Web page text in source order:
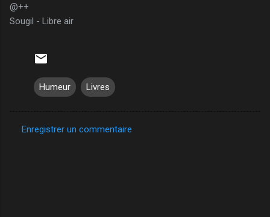
@++
Sougil - Libre air
Humeur Livres
Enregistrer un commentaire